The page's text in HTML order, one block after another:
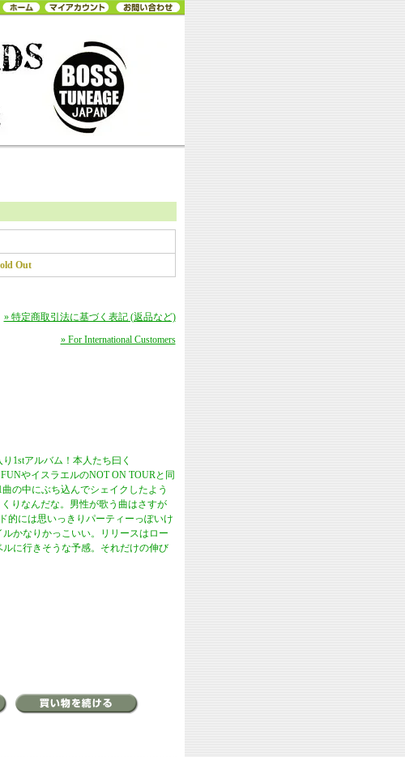
Out
» 特定商取引法に基づく表記 (返品など)
» For International Customers
1stアルバム！本人たち曰く
やイスラエルのNOT ON TOURと同
の中にぶち込んでシェイクしたよう
りなんだな。男性が歌う曲はさすが
的には思いっきりパーティーっぽいけ
かなりかっこいい。リリースはロー
に行きそうな予感。それだけの伸び